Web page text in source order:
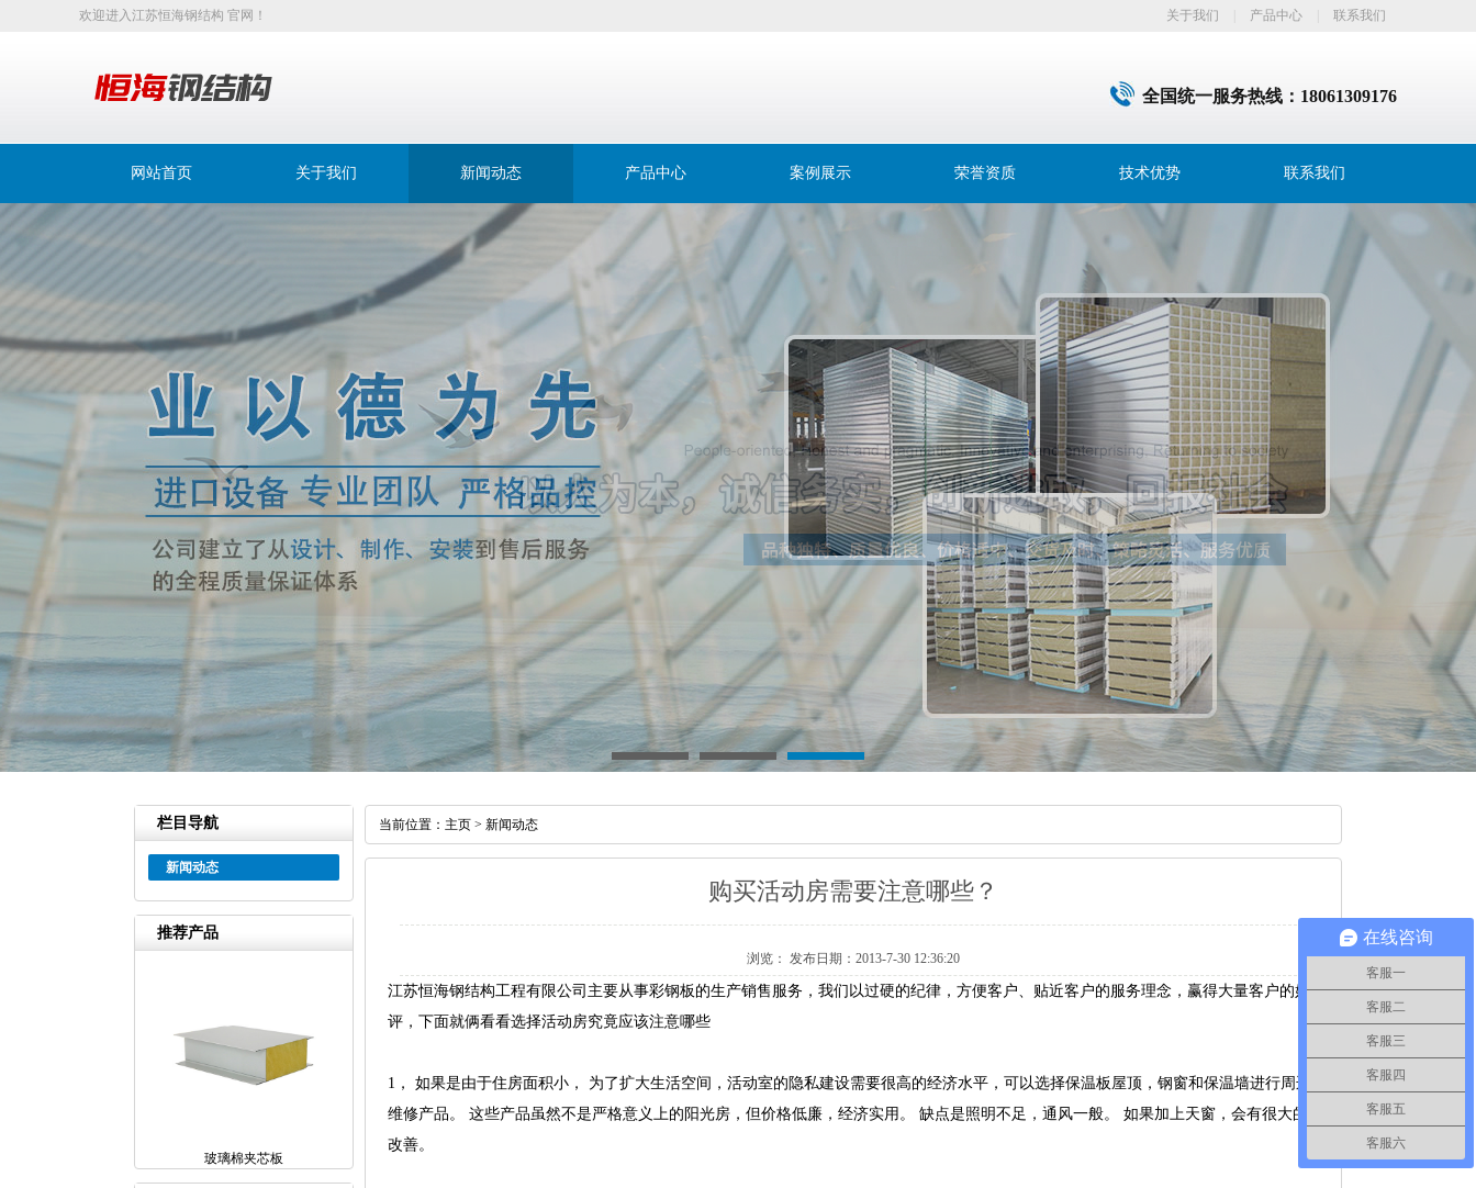
欢迎进入江苏恒海钢结构 官网！ 关于我们 产品中心 联系我们
全国统一服务热线： 18061309176
网站首页 关于我们 新闻动态 产品中心 案例展示 荣誉资质 技术优势 联系我们
栏目导航
新闻动态
推荐产品
玻璃棉夹芯板
当前位置： 主页 > 新闻动态
购买活动房需要注意哪些？
浏览： 发布日期：2013-7-30 12:36:20
江苏恒海钢结构工程有限公司主要从事彩钢板的生产销售服务，我们以过硬的纪律，方便客户、贴近客户的服务理念，赢得大量客户的好
评，下面就俩看看选择活动房究竟应该注意哪些
1， 如果是由于住房面积小， 为了扩大生活空间，活动室的隐私建设需要很高的经济水平，可以选择保温板屋顶，钢窗和保温墙进行周边
维修产品。 这些产品虽然不是严格意义上的阳光房，但价格低廉，经济实用。 缺点是照明不足，通风一般。 如果加上天窗，会有很大的
改善。
在线咨询
客服一
客服二
客服三
客服四
客服五
客服六